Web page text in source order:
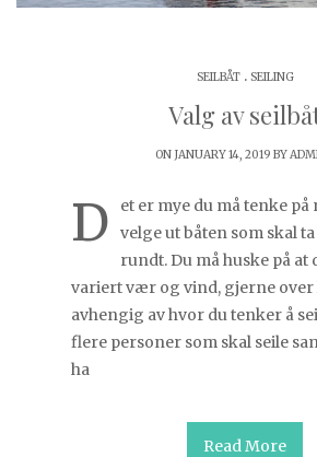
SEILBÅT. SEILING
Valg av
ON JANUARY 14, 2019 BY
D
et er mye du må tenke på
velge ut båten som skal
rundt. Du må huske på at
variert vær og vind, gjerne
avhengig av hvor du tenker å
flere personer som skal seile
ha
Read More